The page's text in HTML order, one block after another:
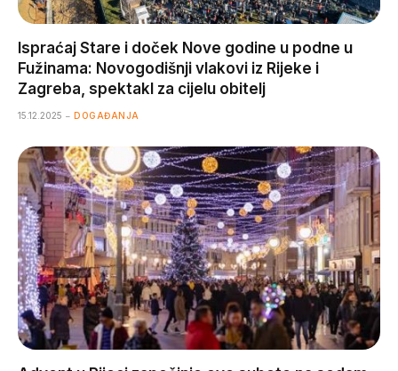
Ispraćaj Stare i doček Nove godine u podne u
Fužinama: Novogodišnji vlakovi iz Rijeke i
Zagreba, spektakl za cijelu obitelj
15.12.2025 DOGAĐANJA